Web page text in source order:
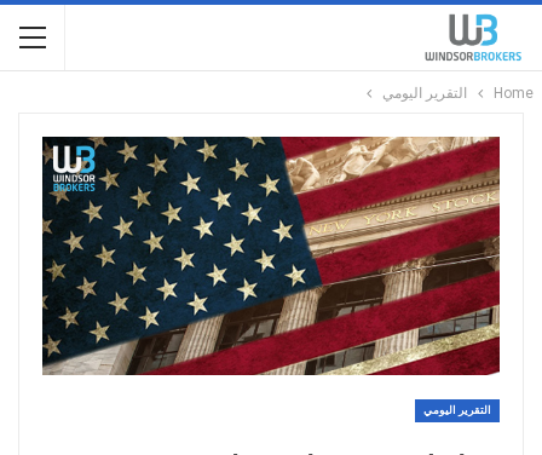
Home التقرير اليومي
التقرير اليومي